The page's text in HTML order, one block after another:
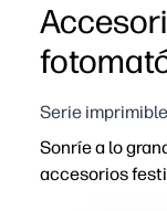
Serie
Sonríe a lo
accesorios